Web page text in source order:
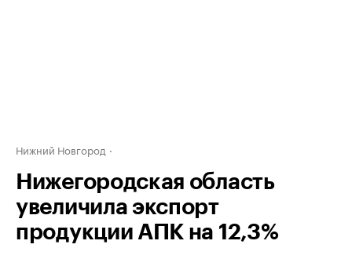
Нижний Новгород
Нижегородская область
увеличила экспорт
продукции АПК на 12,3%